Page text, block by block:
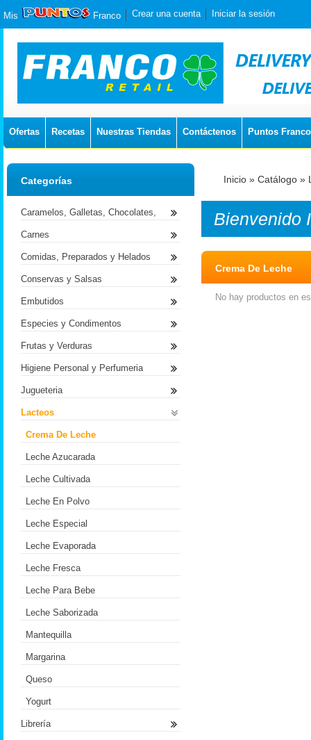
Mis Franco Crear una cuenta Iniciar la sesión
Ofertas Recetas Nuestras Tiendas Contáctenos Puntos Franco
Inicio » Catálogo »
Bienvenido
Crema De Leche
No hay productos en
Categorías
Caramelos, Galletas, Chocolates,
Carnes
Comidas, Preparados y Helados
Conservas y Salsas
Embutidos
Especies y Condimentos
Frutas y Verduras
Higiene Personal y Perfumeria
Jugueteria
Lacteos
Crema De Leche
Leche Azucarada
Leche Cultivada
Leche En Polvo
Leche Especial
Leche Evaporada
Leche Fresca
Leche Para Bebe
Leche Saborizada
Mantequilla
Margarina
Queso
Yogurt
Librería